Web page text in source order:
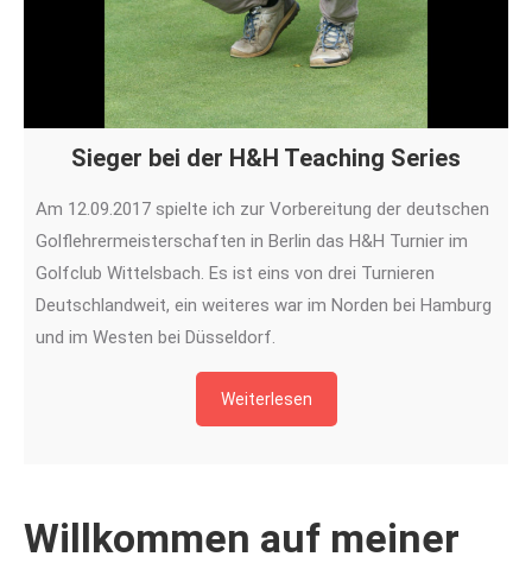
Sieger bei der H&H Teaching Series
Am 12.09.2017 spielte ich zur Vorbereitung der deutschen
Golflehrermeisterschaften in Berlin das H&H Turnier im
Golfclub Wittelsbach. Es ist eins von drei Turnieren
Deutschlandweit, ein weiteres war im Norden bei Hamburg
und im Westen bei Düsseldorf.
Weiterlesen
Willkommen auf meiner